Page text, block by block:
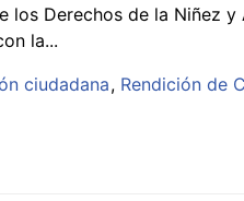
los Derechos de la Niñez y
la...
ciudadana Rendición de